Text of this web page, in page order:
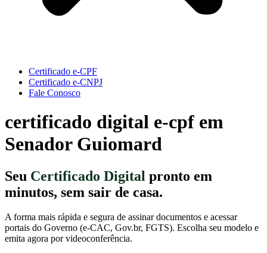
Certificado e-CPF
Certificado e-CNPJ
Fale Conosco
certificado digital e-cpf em
Senador Guiomard
Seu Certificado Digital pronto em
minutos, sem sair de casa.
A forma mais rápida e segura de assinar documentos e acessar
portais do Governo (e-CAC, Gov.br, FGTS). Escolha seu modelo e
emita agora por videoconferência.